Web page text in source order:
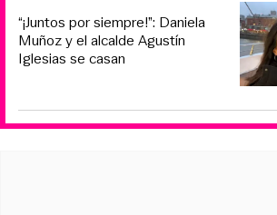
“¡Juntos por siempre!”: Daniela
Muñoz y el alcalde Agustín
Iglesias se casan